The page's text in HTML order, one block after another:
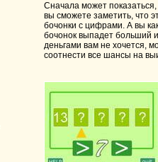
Сначала может
вы сможете заметить, что
бочонки с цифрами. А вы
бочонок выпадет больший
деньгами вам не хочется,
соотнести все шансы на